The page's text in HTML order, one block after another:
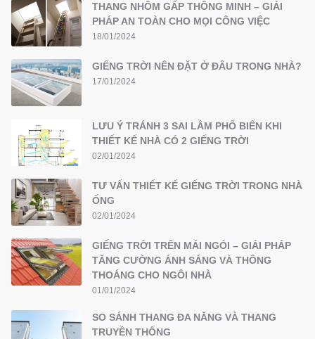
THANG NHÔM GẤP THÔNG MINH – GIẢI
PHÁP AN TOÀN CHO MỌI CÔNG VIỆC
18/01/2024
GIẾNG TRỜI NÊN ĐẶT Ở ĐÂU TRONG NHÀ?
17/01/2024
LƯU Ý TRÁNH 3 SAI LẦM PHỔ BIẾN KHI
THIẾT KẾ NHÀ CÓ 2 GIẾNG TRỜI
02/01/2024
TƯ VẤN THIẾT KẾ GIẾNG TRỜI TRONG NHÀ
ỐNG
02/01/2024
GIẾNG TRỜI TRÊN MÁI NGÓI – GIẢI PHÁP
TĂNG CƯỜNG ÁNH SÁNG VÀ THÔNG
THOÁNG CHO NGÔI NHÀ
01/01/2024
SO SÁNH THANG ĐA NĂNG VÀ THANG
TRUYỀN THỐNG